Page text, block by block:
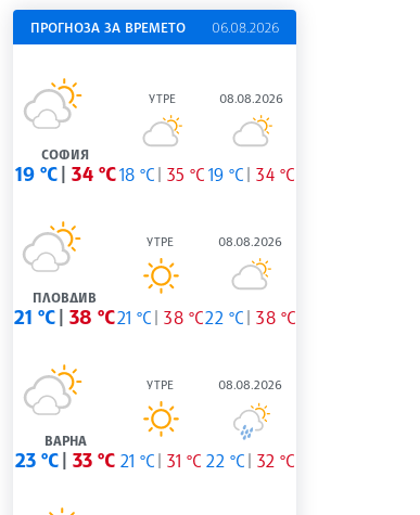
ПРОГНОЗА ЗА ВРЕМЕТО 06.08.2026
СОФИЯ
19 °C 34 °C
УТРЕ
18 °C 35 °C
08.08.2026
19 °C 34 °C
ПЛОВДИВ
21 °C 38 °C
УТРЕ
21 °C 38 °C
08.08.2026
22 °C 38 °C
ВАРНА
23 °C 33 °C
УТРЕ
21 °C 31 °C
08.08.2026
22 °C 32 °C